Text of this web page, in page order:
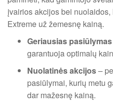
įvairios akcijos bei
Extreme už žemesnę kainą.
Geriausias pasiūlymas
garantuoja optimalų
Nuolatinės akcijos–
pasiūlymai, kurių metu
dar mažesnę kainą.